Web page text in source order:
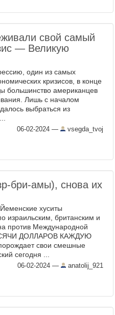
свой самый
— Великую
один из самых
кризисов, в конце
большинство американцев
Лишь с началом
выбраться из
06-02-2024 — vsegda_tvoj
бри-амы), снова их
хуситы
израильским, британским и
против Международной
ДОЛЛАРОВ КАЖДУЮ
свои смешные
сегодня ...
06-02-2024 — anatolij_921